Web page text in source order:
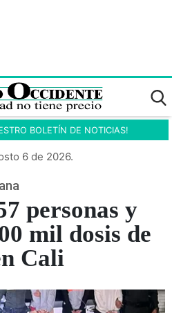
BOLETÍN DE NOTICIAS!
6 de 2026.
personas y
mil dosis de
Cali